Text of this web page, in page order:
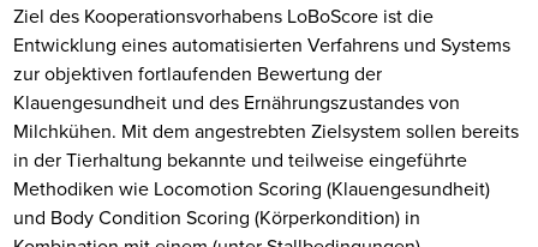
Ziel des Kooperationsvorhabens LoBoScore ist die
Entwicklung eines automatisierten Verfahrens und Systems
zur objektiven fortlaufenden Bewertung der
Klauengesundheit und des Ernährungszustandes von
Milchkühen. Mit dem angestrebten Zielsystem sollen bereits
in der Tierhaltung bekannte und teilweise eingeführte
Methodiken wie Locomotion Scoring (Klauengesundheit)
und Body Condition Scoring (Körperkondition) in